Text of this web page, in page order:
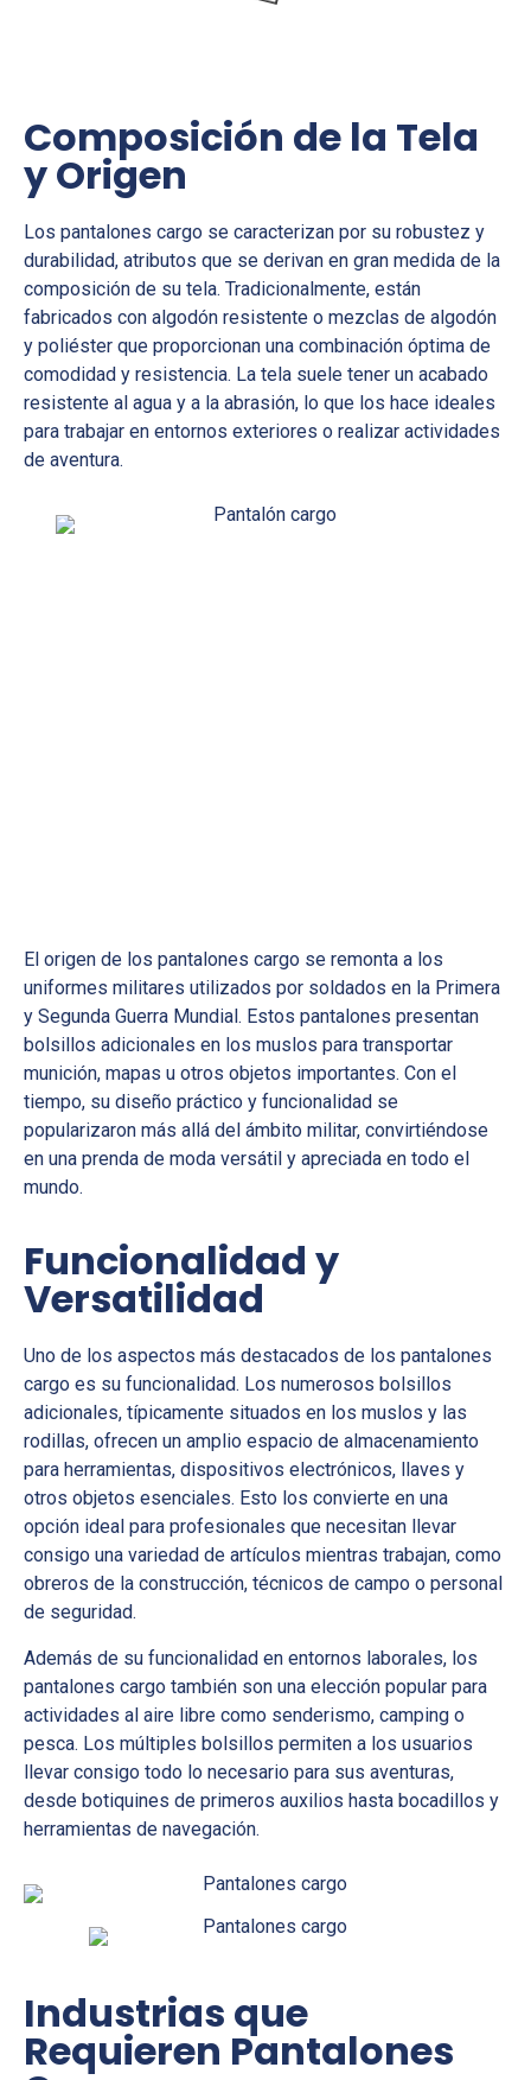
Composición de la Tela
y Origen
Los pantalones cargo se caracterizan por su robustez y
durabilidad, atributos que se derivan en gran medida de la
composición de su tela. Tradicionalmente, están
fabricados con algodón resistente o mezclas de algodón
y poliéster que proporcionan una combinación óptima de
comodidad y resistencia. La tela suele tener un acabado
resistente al agua y a la abrasión, lo que los hace ideales
para trabajar en entornos exteriores o realizar actividades
de aventura.
El origen de los pantalones cargo se remonta a los
uniformes militares utilizados por soldados en la Primera
y Segunda Guerra Mundial. Estos pantalones presentan
bolsillos adicionales en los muslos para transportar
munición, mapas u otros objetos importantes. Con el
tiempo, su diseño práctico y funcionalidad se
popularizaron más allá del ámbito militar, convirtiéndose
en una prenda de moda versátil y apreciada en todo el
mundo.
Funcionalidad y
Versatilidad
Uno de los aspectos más destacados de los pantalones
cargo es su funcionalidad. Los numerosos bolsillos
adicionales, típicamente situados en los muslos y las
rodillas, ofrecen un amplio espacio de almacenamiento
para herramientas, dispositivos electrónicos, llaves y
otros objetos esenciales. Esto los convierte en una
opción ideal para profesionales que necesitan llevar
consigo una variedad de artículos mientras trabajan, como
obreros de la construcción, técnicos de campo o personal
de seguridad.
Además de su funcionalidad en entornos laborales, los
pantalones cargo también son una elección popular para
actividades al aire libre como senderismo, camping o
pesca. Los múltiples bolsillos permiten a los usuarios
llevar consigo todo lo necesario para sus aventuras,
desde botiquines de primeros auxilios hasta bocadillos y
herramientas de navegación.
Industrias que
Requieren Pantalones